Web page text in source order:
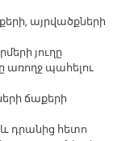
, այրվածքների
յուղը
առողջ պահելու
ճաքերի
և դրանից հետո